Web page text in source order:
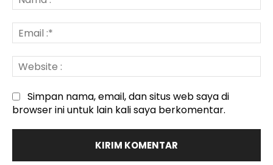
:*
:*
:
Simpan nama, email, dan situs web saya di
browser ini untuk lain kali saya berkomentar.